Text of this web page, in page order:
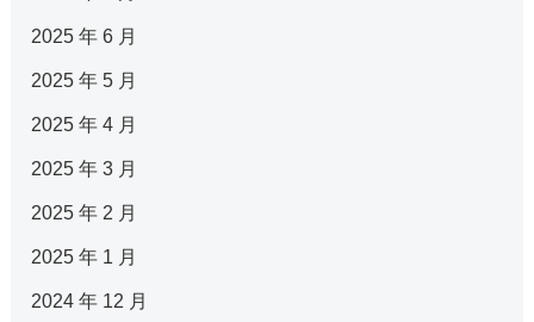
2025 年 6 月
2025 年 5 月
2025 年 4 月
2025 年 3 月
2025 年 2 月
2025 年 1 月
2024 年 12 月